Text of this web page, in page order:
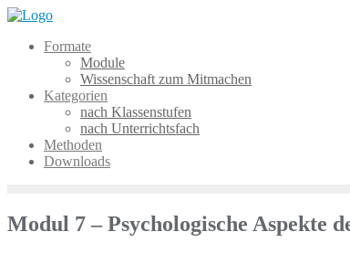
Skip
contentFormate
Module
Wissenschaft zum Mitmachen
Kategorien
nach Klassenstufen
nach Unterrichtsfach
Methoden
Downloads
Modul 7 – Psychologische Aspekte